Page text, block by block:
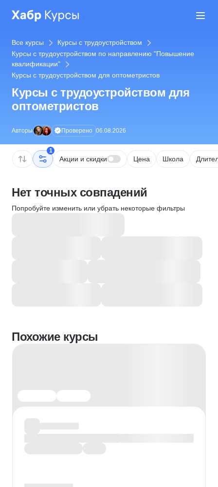
Все курсы
Курсы с трудоустройством
Курсы с трудоустройством по направлению "Повышение
квалификации"
Курсы с трудоустройством для оптометристов
Курсы с трудоустройством для
оптометристов
Авторы Проверено 06.08.2026
1
Акции и скидки Цена Школа
Нет точных совпадений
Попробуйте изменить или убрать некоторые фильтры
Похожие курсы